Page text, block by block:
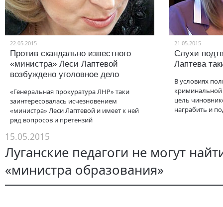
22.05.2015
Против скандально известного
«министра» Леси Лаптевой
возбуждено уголовное дело
«Генеральная прокуратура ЛНР» таки
заинтересовалась исчезновением
«министра» Леси Лаптевой и имеет к ней
ряд вопросов и претензий
21.05.2015
Слухи
Лаптева
В условиях
криминальной
цель
награбить и
15.05.2015
Луганские педагоги не могут
«министра образования»